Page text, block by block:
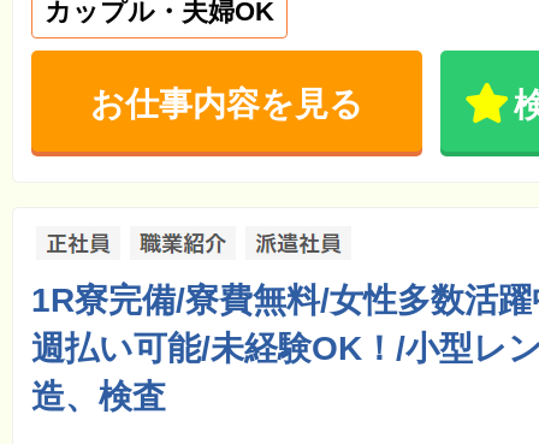
カップル・夫婦OK
お仕事内容を見る
1R寮完備/寮費無料/女性多数活
週払い可能/未経験OK！/小型レ
造、検査